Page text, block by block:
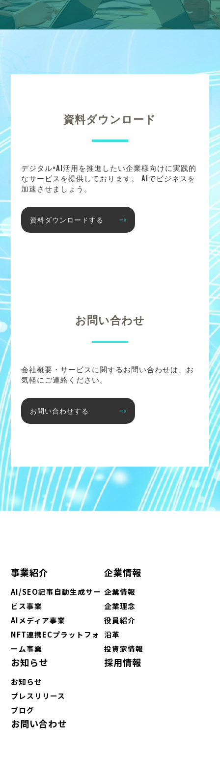
資料ダウンロード
デジタル×AI活用を推進したい企業様向けに実践的
なサービスを提供しております。 AIでビジネスを
加速させましょう。
資料ダウンロードする
お問い合わせ
会社概要・サービスに関するお問い合わせは、お
気軽にご連絡ください。
お問い合わせする
事業紹介
AI/SEO記事自動生成サー
ビス事業
AIメディア事業
NFT連携ECプラットフォ
ーム事業
企業情報
企業情報
企業理念
役員紹介
沿革
投資家情報
お知らせ
お知らせ
プレスリリース
ブログ
採用情報
お問い合わせ